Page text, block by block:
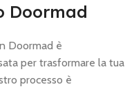
Doormad
Doormad è
per trasformare la tua
processo è